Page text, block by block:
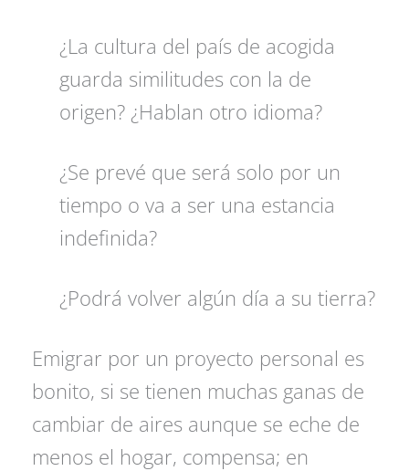
¿La cultura del país de acogida
guarda similitudes con la de
origen? ¿Hablan otro idioma?
¿Se prevé que será solo por un
tiempo o va a ser una estancia
indefinida?
¿Podrá volver algún día a su tierra?
Emigrar por un proyecto personal es
bonito, si se tienen muchas ganas de
cambiar de aires aunque se eche de
menos el hogar, compensa; en